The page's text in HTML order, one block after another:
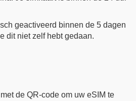
geactiveerd binnen de 5 dagen
dit niet zelf hebt gedaan.
de QR-code om uw eSIM te